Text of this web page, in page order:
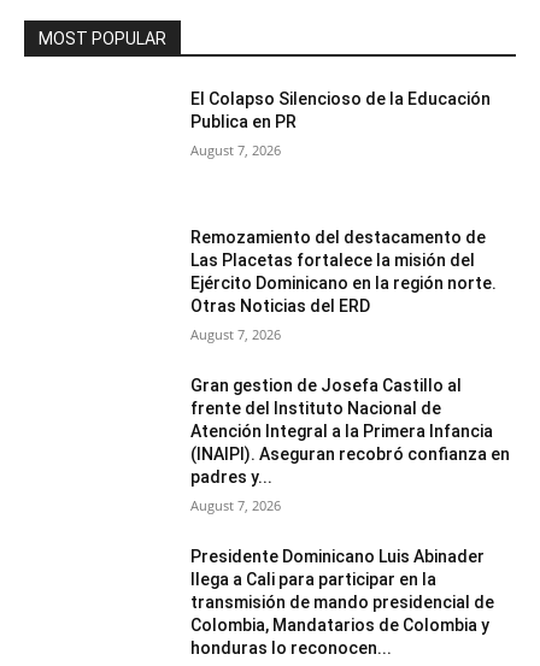
MOST POPULAR
El Colapso Silencioso de la Educación
Publica en PR
August 7, 2026
Remozamiento del destacamento de
Las Placetas fortalece la misión del
Ejército Dominicano en la región norte.
Otras Noticias del ERD
August 7, 2026
Gran gestion de Josefa Castillo al
frente del Instituto Nacional de
Atención Integral a la Primera Infancia
(INAIPI). Aseguran recobró confianza en
padres y...
August 7, 2026
Presidente Dominicano Luis Abinader
llega a Cali para participar en la
transmisión de mando presidencial de
Colombia, Mandatarios de Colombia y
honduras lo reconocen...